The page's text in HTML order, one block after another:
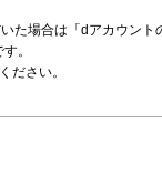
た場合は「dアカウン
。
ださい。